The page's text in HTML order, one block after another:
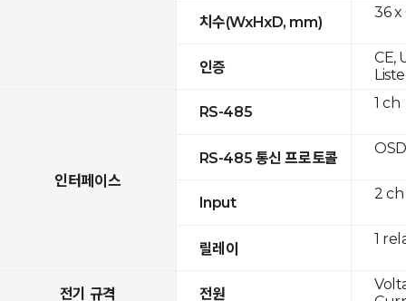
치수(WxHxD, mm)
인증
인터페이스
RS-485
RS-485 통신 프로토콜
Input
릴레이
전기 규격 전원
36 x
CE,
1 ch
2 ch
1